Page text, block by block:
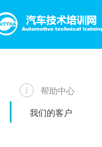
帮助中心
我们的客户